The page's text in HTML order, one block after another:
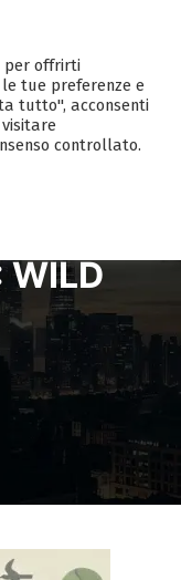
WILD
per offrirti
tue preferenze e
tutto", acconsenti
controllato.